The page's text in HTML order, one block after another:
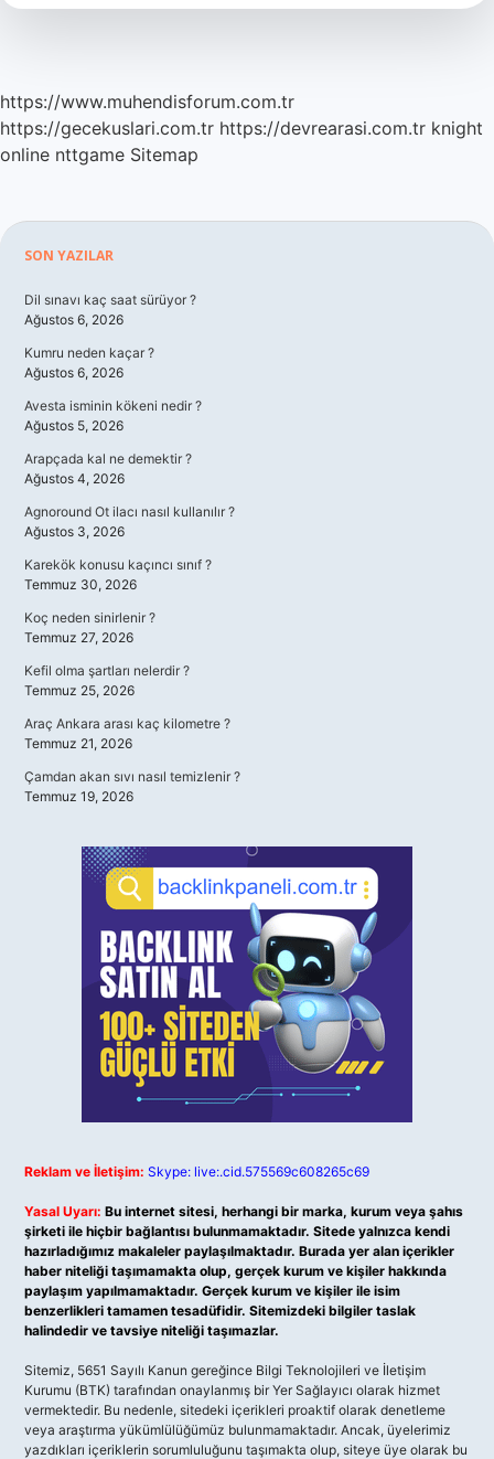
Taraf
https://www.muhendisforum.com.tr
https://gecekuslari.com.tr https://devrearasi.com.tr knight
online nttgame Sitemap
Sidebar
SON YAZILAR
Dil sınavı kaç saat sürüyor ?
Ağustos 6, 2026
Kumru neden kaçar ?
Ağustos 6, 2026
Avesta isminin kökeni nedir ?
Ağustos 5, 2026
Arapçada kal ne demektir ?
Ağustos 4, 2026
Agnoround Ot ilacı nasıl kullanılır ?
Ağustos 3, 2026
Karekök konusu kaçıncı sınıf ?
Temmuz 30, 2026
Koç neden sinirlenir ?
Temmuz 27, 2026
Kefil olma şartları nelerdir ?
Temmuz 25, 2026
Araç Ankara arası kaç kilometre ?
Temmuz 21, 2026
Çamdan akan sıvı nasıl temizlenir ?
Temmuz 19, 2026
Reklam ve İletişim: Skype: live:.cid.575569c608265c69
Yasal Uyarı: Bu internet sitesi, herhangi bir marka, kurum veya şahıs
şirketi ile hiçbir bağlantısı bulunmamaktadır. Sitede yalnızca kendi
hazırladığımız makaleler paylaşılmaktadır. Burada yer alan içerikler
haber niteliği taşımamakta olup, gerçek kurum ve kişiler hakkında
paylaşım yapılmamaktadır. Gerçek kurum ve kişiler ile isim
benzerlikleri tamamen tesadüfidir. Sitemizdeki bilgiler taslak
halindedir ve tavsiye niteliği taşımazlar.
Sitemiz, 5651 Sayılı Kanun gereğince Bilgi Teknolojileri ve İletişim
Kurumu (BTK) tarafından onaylanmış bir Yer Sağlayıcı olarak hizmet
vermektedir. Bu nedenle, sitedeki içerikleri proaktif olarak denetleme
veya araştırma yükümlülüğümüz bulunmamaktadır. Ancak, üyelerimiz
yazdıkları içeriklerin sorumluluğunu taşımakta olup, siteye üye olarak bu